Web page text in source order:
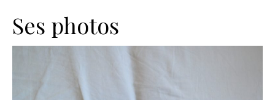
Ses photos